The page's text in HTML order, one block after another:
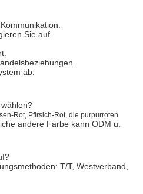
Sie auf
ab.
Rot, Pfirsich-Rot, die purpurroten
andere Farbe kann ODM u.
T/T, Westverband,